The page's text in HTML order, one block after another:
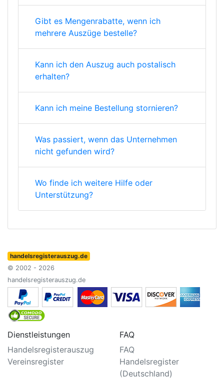
Gibt es Mengenrabatte, wenn ich
mehrere Auszüge bestelle?
Kann ich den Auszug auch postalisch
erhalten?
Kann ich meine Bestellung stornieren?
Was passiert, wenn das Unternehmen
nicht gefunden wird?
Wo finde ich weitere Hilfe oder
Unterstützung?
handelsregisterauszug.de
© 2002 - 2026
handelsregisterauszug.de
Dienstleistungen
Handelsregisterauszug
Vereinsregister
FAQ
FAQ
Handelsregister
(Deutschland)